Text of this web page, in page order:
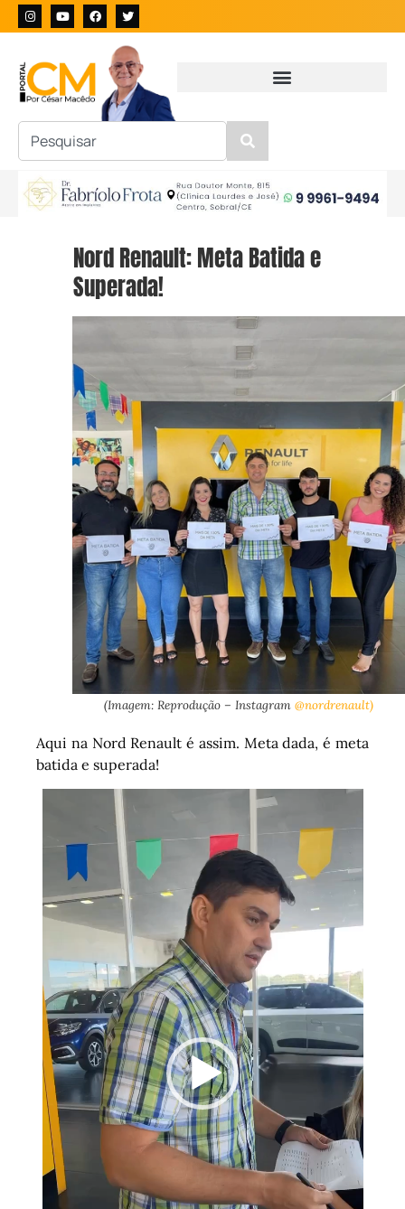
Nord Renault: Meta Batida e
Superada!
(Imagem: Reprodução – Instagram @nordrenault)
Aqui na Nord Renault é assim. Meta dada, é meta
batida e superada!
Tocador
vídeo